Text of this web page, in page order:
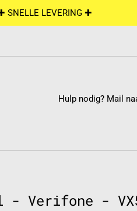
SNELLE LEVERING ✚
Hulp nodig? Mail
- Verifone -